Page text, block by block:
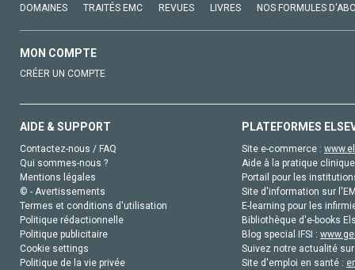
DOMAINES TRAITÉS EMC REVUES LIVRES NOS FORMULES
MON COMPTE
CRÉER UN COMPTE
AIDE & SUPPORT
Contactez-nous / FAQ
Qui sommes-nous ?
Mentions légales
© - Avertissements
Termes et conditions d'utilisation
Politique rédactionnelle
Politique publicitaire
Cookie settings
Politique de la vie privée
PLATEFORMES
Site e-commerce :
Aide à la pratique
Portail pour les
Site d'information sur
E-learning pour les
Bibliothèque d'e-books
Blog special IFSI :
Suivez notre actualité
Site d'emploi en santé :